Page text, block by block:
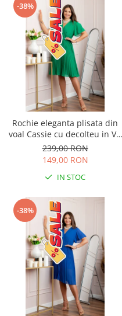
-38%
Rochie eleganta plisata din
voal Cassie cu decolteu in V -
Verde smarald
239,00 RON
149,00 RON
IN STOC
-38%